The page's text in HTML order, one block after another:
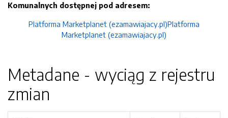
Komunalnych dostępnej pod adresem:
Platforma Marketplanet (ezamawiajacy.pl)Platforma
Marketplanet (ezamawiajacy.pl)
Metadane - wyciąg z rejestru
zmian